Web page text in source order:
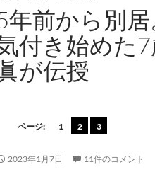
年前から別
付き始めた
が伝授
ページ: 1 2 3
2023年1月7日 11件のコメント